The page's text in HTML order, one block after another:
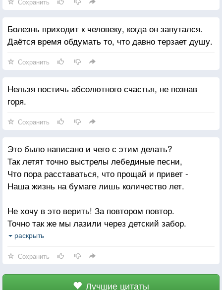
Болезнь приходит к человеку, когда он запутался.
Даётся время обдумать то, что давно терзает душу.
Сохранить
Нельзя постичь абсолютного счастья, не познав
горя.
Сохранить
Это было написано и чего с этим делать?
Так летят точно выстрелы лебединые песни,
Что пора расставаться, что прощай и привет -
Наша жизнь на бумаге лишь количество лет.
Не хочу в это верить! За повтором повтор.
Точно так же мы лазили через детский забор.
Только пьяные песни остались у нас,
Но черёмуха крикнет ошалевшим пятном,
Что пора расставаться,что причина в одном -
раскрыть
Сохранить
Лучшие цитаты